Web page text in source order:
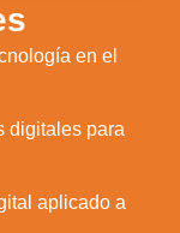
en el
digitales para
aplicado a